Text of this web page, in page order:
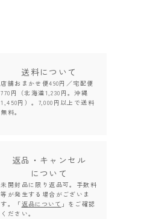
送料について
店舗おまかせ便490円／宅配便
770円（北海道1,230円。沖縄
1,450円）。7,000円以上で送料
無料。
返品・キャンセル
について
未開封品に限り返品可。手数料
等が発生する場合がございま
す。「返品について 」をご確認
ください。